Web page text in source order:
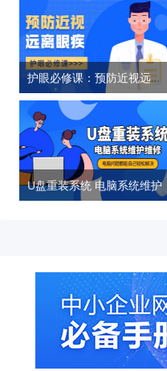
护眼必修课：预防近视远离眼疾
U盘重装系统 电脑系统维护